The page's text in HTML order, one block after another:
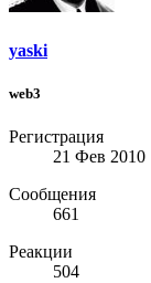
yaski
web3
Регистрация
21 Фев 2010
Сообщения
661
Реакции
504